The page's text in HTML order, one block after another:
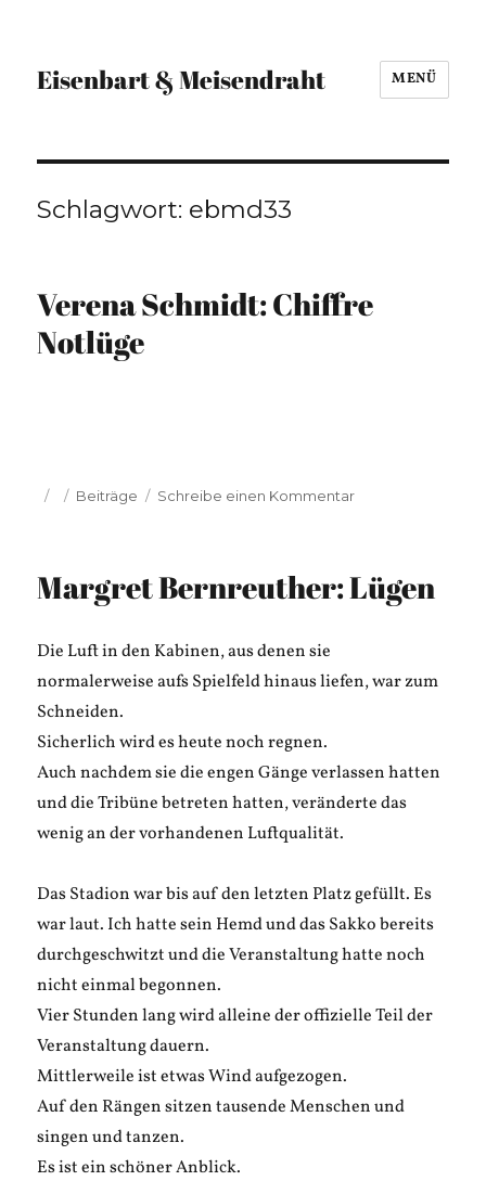
Eisenbart & Meisendraht MENÜ
Schlagwort: ebmd33
Verena Schmidt: Chiffre
Notlüge
Veröffentlicht
Kategorien
Beiträge Schreibe einen Kommentarzu
Notlüge
Margret Bernreuther: Lügen
Die Luft in den Kabinen, aus denen sie
normalerweise aufs Spielfeld hinaus liefen, war zum
Schneiden.
Sicherlich wird es heute noch regnen.
Auch nachdem sie die engen Gänge verlassen hatten
und die Tribüne betreten hatten, veränderte das
wenig an der vorhandenen Luftqualität.
Das Stadion war bis auf den letzten Platz gefüllt. Es
war laut. Ich hatte sein Hemd und das Sakko bereits
durchgeschwitzt und die Veranstaltung hatte noch
nicht einmal begonnen.
Vier Stunden lang wird alleine der offizielle Teil der
Veranstaltung dauern.
Mittlerweile ist etwas Wind aufgezogen.
Auf den Rängen sitzen tausende Menschen und
singen und tanzen.
Es ist ein schöner Anblick.